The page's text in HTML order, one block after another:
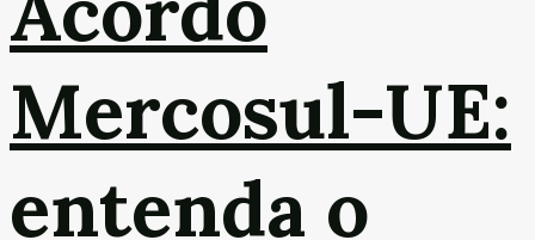
Mercosul-UE:
entenda o